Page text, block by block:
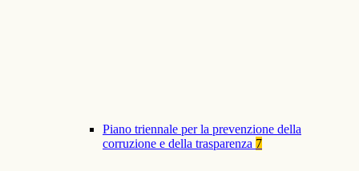
Piano triennale per la prevenzione della
corruzione e della trasparenza 7